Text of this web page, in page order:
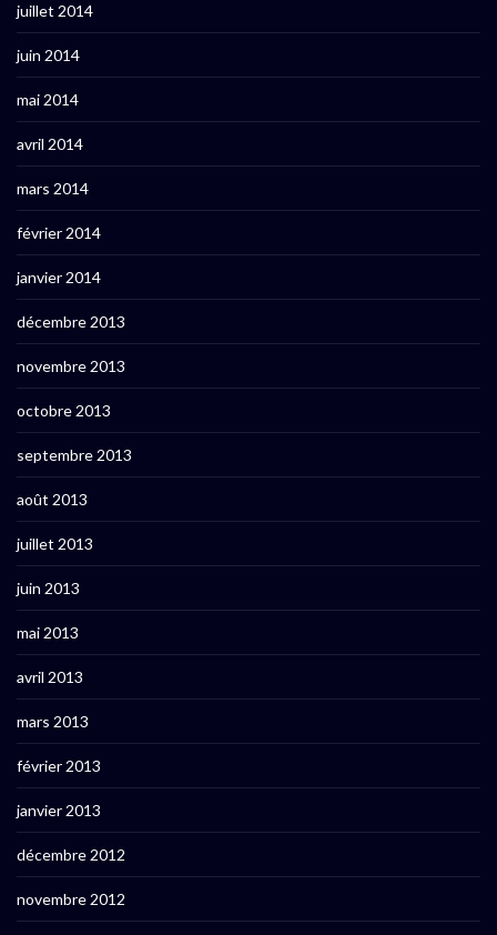
juillet 2014
juin 2014
mai 2014
avril 2014
mars 2014
février 2014
janvier 2014
décembre 2013
novembre 2013
octobre 2013
septembre 2013
août 2013
juillet 2013
juin 2013
mai 2013
avril 2013
mars 2013
février 2013
janvier 2013
décembre 2012
novembre 2012